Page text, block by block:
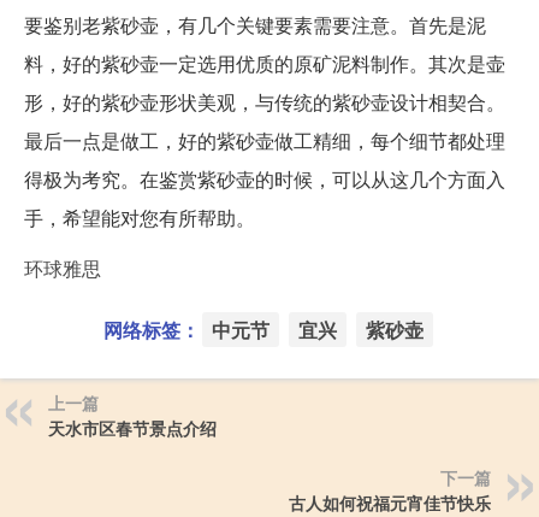
要鉴别老紫砂壶，有几个关键要素需要注意。首先是泥
料，好的紫砂壶一定选用优质的原矿泥料制作。其次是壶
形，好的紫砂壶形状美观，与传统的紫砂壶设计相契合。
最后一点是做工，好的紫砂壶做工精细，每个细节都处理
得极为考究。在鉴赏紫砂壶的时候，可以从这几个方面入
手，希望能对您有所帮助。
环球雅思
网络标签： 中元节 宜兴 紫砂壶
上一篇
天水市区春节景点介绍
下一篇
古人如何祝福元宵佳节快乐